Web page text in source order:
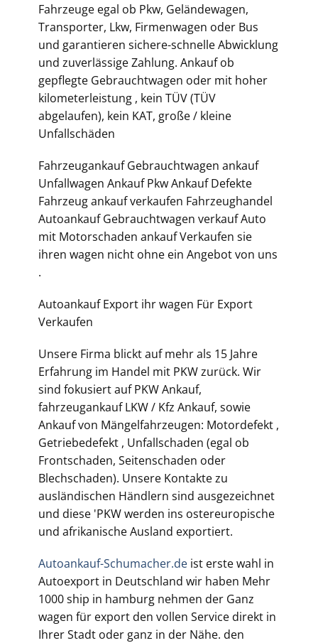
Fahrzeuge egal ob Pkw, Geländewagen,
Transporter, Lkw, Firmenwagen oder Bus
und garantieren sichere-schnelle Abwicklung
und zuverlässige Zahlung. Ankauf ob
gepflegte Gebrauchtwagen oder mit hoher
kilometerleistung , kein TÜV (TÜV
abgelaufen), kein KAT, große / kleine
Unfallschäden
Fahrzeugankauf Gebrauchtwagen ankauf
Unfallwagen Ankauf Pkw Ankauf Defekte
Fahrzeug ankauf verkaufen Fahrzeughandel
Autoankauf Gebrauchtwagen verkauf Auto
mit Motorschaden ankauf Verkaufen sie
ihren wagen nicht ohne ein Angebot von uns
.
Autoankauf Export ihr wagen Für Export
Verkaufen
Unsere Firma blickt auf mehr als 15 Jahre
Erfahrung im Handel mit PKW zurück. Wir
sind fokusiert auf PKW Ankauf,
fahrzeugankauf LKW / Kfz Ankauf, sowie
Ankauf von Mängelfahrzeugen: Motordefekt ,
Getriebedefekt , Unfallschaden (egal ob
Frontschaden, Seitenschaden oder
Blechschaden). Unsere Kontakte zu
ausländischen Händlern sind ausgezeichnet
und diese 'PKW werden ins ostereuropische
und afrikanische Ausland exportiert.
Autoankauf-Schumacher.de ist erste wahl in
Autoexport in Deutschland wir haben Mehr
1000 ship in hamburg nehmen der Ganz
wagen für export den vollen Service direkt in
Ihrer Stadt oder ganz in der Nähe. den